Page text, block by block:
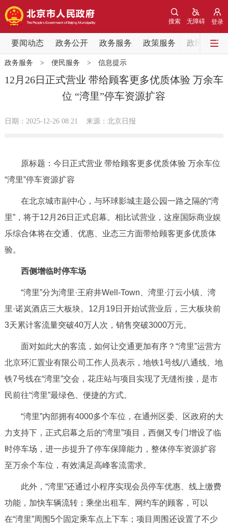
登录
无障碍
搜索
要闻动态 政务公开 政务服务 政策服务 政民互动
要闻动态
党中央精神 国务院信息
会议信息
市领导
决策公开
政务服务
个人服务 法人服务 部门服务
便民服务 利企服务 投资项目
中介服务 阳光政务
政民互动
参与调查 在线访谈 图说互动
走进北京
北京概况 十六区概览 人文北京
绿色北京 图说北京 视频北京
政务服务 > 便民服务 > 信息提示
12月26日正式营业 带给顾客更多优质体验 万余车
位 “湾里”停车资源扩容
日期：2025-12-26 08:21 来源：北京日报
原标题：今日正式营业 带给顾客更多优质体验 万余车位
“湾里”停车资源扩容
在北京城市副中心，与环球影城主题公园一路之隔的“湾
里”，将于12月26日正式启幕。相比试营业，这座国际商业娱
乐综合体将在交通、优惠、业态三方面带给顾客更多优质体
验。
西侧增临时停车场
“湾里”分为湾里·王府井Well-Town、湾里·汀云小镇、湾
里·诺岚酒店三大板块。12月19日开始试营业后，三大板块前
3天累计客流量突破40万人次，销售突破3000万元。
面对如此大的客流，如何让交通更加有序？“湾里”运营方
北京环汇置业有限公司工作人员表示，地铁1号线/八通线、地
铁7号线在“湾里”交会，花庄站与项目实现了无缝衔接，是市
民前往“湾里”最绿色、便捷的方式。
“湾里”内部拥有4000多个车位，在通州区委、区政府的大
力支持下，正式启幕之后的“湾里”项目，西侧又专门增设了临
时停车场，进一步提升了停车保障能力，整体停车资源扩容
至万余个车位，有效满足高峰客流需求。
此外，“湾里”还通过小程序实现会员停车优惠、线上缴费
功能，加快车辆流转；乘坐出租车、网约车的顾客，可以
在“湾里”周围5个固定乘车点上下车；项目周围还设置了不少